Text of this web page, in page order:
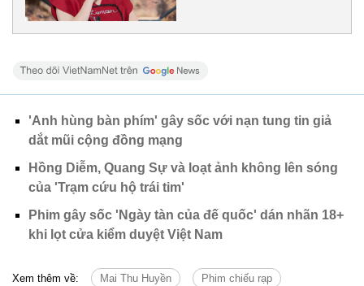
'Anh hùng bàn phím' gây sốc với nạn tung tin giả
dắt mũi cộng đồng mạng
Hồng Diễm, Quang Sự và loạt ảnh không lên sóng
của 'Trạm cứu hộ trái tim'
Phim gây sốc 'Ngày tàn của đế quốc' dán nhãn 18+
khi lọt cửa kiểm duyệt Việt Nam
Xem thêm về: Mai Thu Huyền Phim chiếu rạp